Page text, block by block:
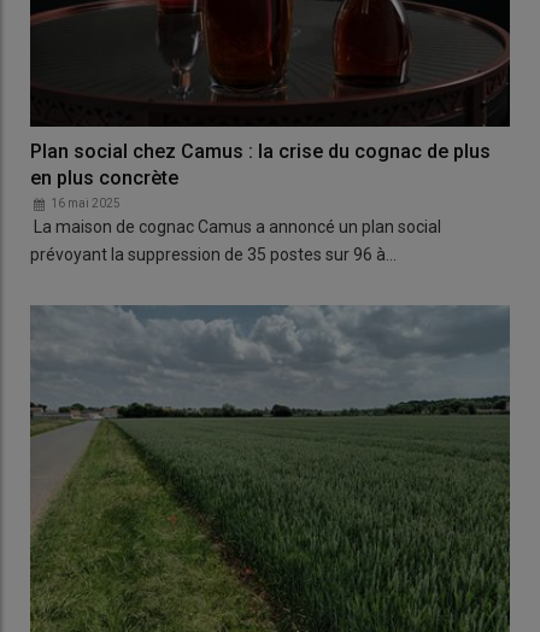
Plan social chez Camus : la crise du cognac de plus
en plus concrète
16 mai 2025
La maison de cognac Camus a annoncé un plan social
prévoyant la suppression de 35 postes sur 96 à…